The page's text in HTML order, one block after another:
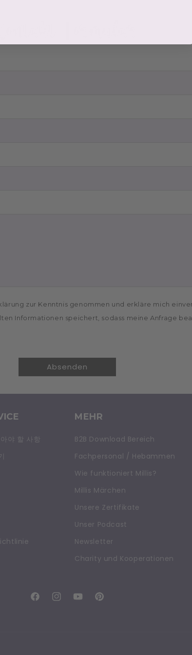
zur Kenntnis genommen und erkläre mich
Informationen speichert, sodass meine Anfrage
Absenden
야 할 사항
MEHR
B2B Download Bereich
Fachpersonal / Hebammen
Wie funktioniert Millis?
Millis Märchen
Unsere Zertifikate
Unser Podcast
Newsletter
Charity und Kooperationen
FacebookInstagramYouTubePinterest